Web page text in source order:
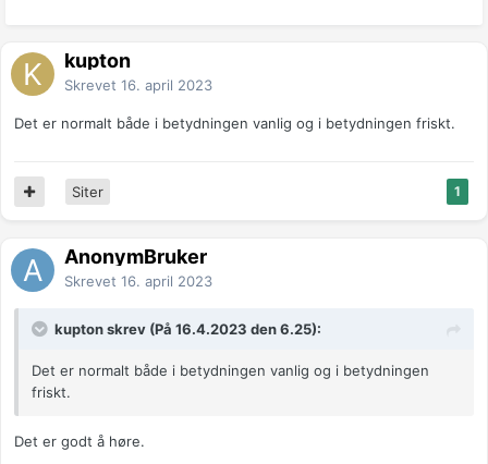
kupton
Skrevet 16. april 2023
Det er normalt både i betydningen vanlig og i betydningen friskt.
1
Siter
AnonymBruker
Skrevet 16. april 2023
kupton skrev (På 16.4.2023 den 6.25):
Det er normalt både i betydningen vanlig og i betydningen
friskt.
Det er godt å høre.